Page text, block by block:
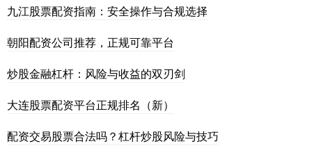
九江股票配资指南：安全操作与合规选择
朝阳配资公司推荐，正规可靠平台
炒股金融杠杆：风险与收益的双刃剑
大连股票配资平台正规排名（新）
配资交易股票合法吗？杠杆炒股风险与技巧